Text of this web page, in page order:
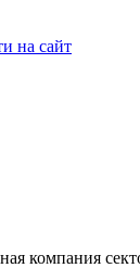
на сайт
компания